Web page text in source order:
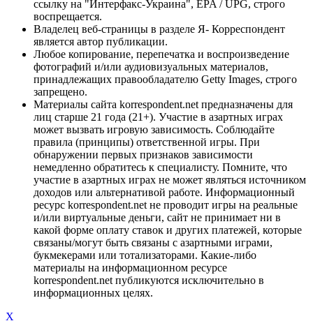
ссылку на "Интерфакс-Украина", EPA / UPG, строго
воспрещается.
Владелец веб-страницы в разделе Я- Корреспондент
является автор публикации.
Любое копирование, перепечатка и воспроизведение
фотографий и/или аудиовизуальных материалов,
принадлежащих правообладателю Getty Images, строго
запрещено.
Материалы сайта korrespondent.net предназначены для
лиц старше 21 года (21+). Участие в азартных играх
может вызвать игровую зависимость. Соблюдайте
правила (принципы) ответственной игры. При
обнаружении первых признаков зависимости
немедленно обратитесь к специалисту. Помните, что
участие в азартных играх не может являться источником
доходов или альтернативой работе. Информационный
ресурс korrespondent.net не проводит игры на реальные
и/или виртуальные деньги, сайт не принимает ни в
какой форме оплату ставок и других платежей, которые
связаны/могут быть связаны с азартными играми,
букмекерами или тотализаторами. Какие-либо
материалы на информационном ресурсе
korrespondent.net публикуются исключительно в
информационных целях.
X